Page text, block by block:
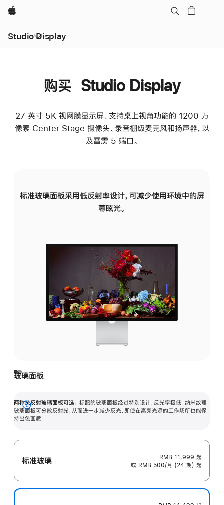
Apple
Studio Display
购买 Studio Display
27 英寸 5K 视网膜显示屏、支持桌上视角功能的 1200 万
像素 Center Stage 摄像头、录音棚级麦克风和扬声器，以
及雷雳 5 端口。
标准玻璃面板采用低反射率设计，可减少使用环境中的屏
幕眩光。
玻璃面板
两种抗反射玻璃面板可选。 标配的玻璃面板经过特别设计，反光率极低。纳米纹理
玻璃面板可分散反射光，从而进一步减少反光，即使在高亮光源的工作场所也能保
持出色画质。
展
开
标准玻璃 RMB 11,999 起
或 RMB 500/月 (24 期) 起